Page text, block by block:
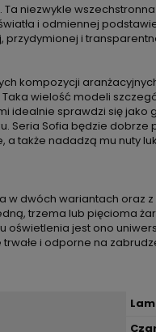
niezwykle
i odmiennej
i
kompozycji
wielość modeli
sprawdzi się jako
Seria Sofia będzie
także nadadzą mu nuty
w dwóch wariantach
trzema lub pięcioma
oświetlenia jest ono
i odporne na